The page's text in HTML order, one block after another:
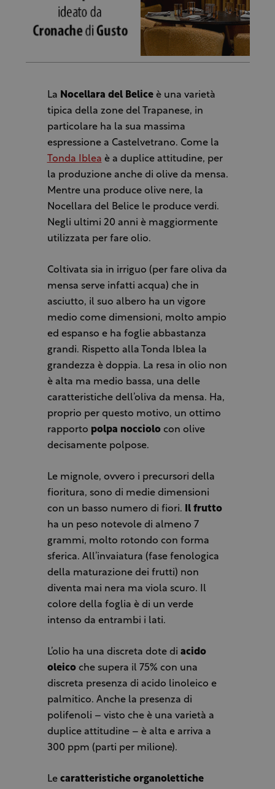
La Nocellara del Beliceè una varietà
tipica della zone del Trapanese, in
particolare ha la sua massima
espressione a Castelvetrano. Come la
Tonda Iblea è a duplice attitudine, per
la produzione anche di olive da mensa.
Mentre una produce olive nere, la
Nocellara del Belice le produce verdi.
Negli ultimi 20 anni è maggiormente
utilizzata per fare olio.
Coltivata sia in irriguo (per fare oliva da
mensa serve infatti acqua) che in
asciutto, il suo albero ha un vigore
medio come dimensioni, molto ampio
ed espanso e ha foglie abbastanza
grandi. Rispetto alla Tonda Iblea la
grandezza è doppia. La resa in olio non
è alta ma medio bassa, una delle
caratteristiche dell’oliva da mensa. Ha,
proprio per questo motivo, un ottimo
rapporto polpa nocciolocon olive
decisamente polpose.
Le mignole, ovvero i precursori della
fioritura, sono di medie dimensioni
con un basso numero di fiori.
Il frutto
ha un peso notevole di almeno 7
grammi, molto rotondo con forma
sferica. All’invaiatura (fase fenologica
della maturazione dei frutti) non
diventa mai nera ma viola scuro. Il
colore della foglia è di un verde
intenso da entrambi i lati.
L’olio ha una discreta dote di acido
oleicoche supera il 75% con una
discreta presenza di acido linoleico e
palmitico. Anche la presenza di
polifenoli – visto che è una varietà a
duplice attitudine – è alta e arriva a
300 ppm (parti per milione).
Le caratteristiche organolettiche